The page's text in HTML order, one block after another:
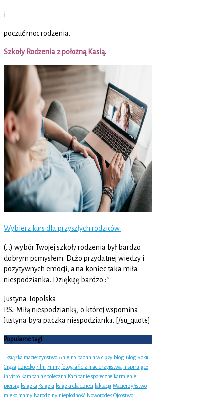
i
poczuć moc rodzenia.
Szkoły Rodzenia z położną Kasią.
Wybierz kurs dla przyszłych rodziców
(…) wybór Twojej szkoły rodzenia był bardzo
dobrym pomysłem. Dużo przydatnej wiedzy i
pozytywnych emocji, a na koniec taka miła
niespodzianka. Dziękuję bardzo :*
Justyna Topolska
P.S.: Miłą niespodzianką, o której wspomina
Justyna była paczka niespodzianka. [/su_quote]
Popularne tagi:
. książka macierzyństwo Anielno badania w ciąży blog Blog Roku
Ciąża dziecko Film Filmy fotografie z macierzyństwa Inspirujące
in vitro Kampania społeczna Kampanie społeczne karmienie
piersią książka Książki książki dla dzieci laktacja Macierzyństwo
mleko mamy Narodziny niepłodność Noworodek Ojcostwo